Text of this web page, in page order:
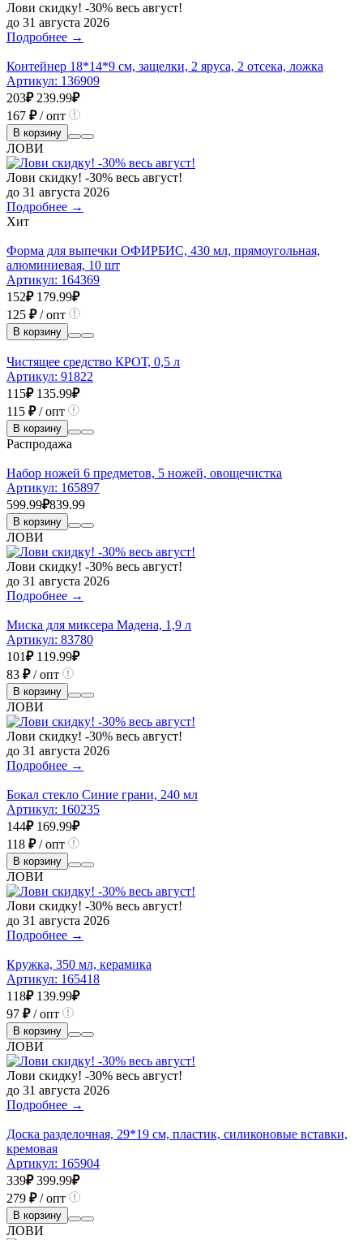
Лови скидку! -30% весь август!
до 31 августа 2026
Подробнее →
Контейнер 18*14*9 см, защелки, 2 яруса, 2 отсека, ложка
Артикул: 136909
203₽ 239.99₽
167 ₽/ опт
В корзину
ЛОВИ
Лови скидку! -30% весь август!
до 31 августа 2026
Подробнее →
Хит
Форма для выпечки ОФИРБИС, 430 мл, прямоугольная,
алюминиевая, 10 шт
Артикул: 164369
152₽ 179.99₽
125 ₽/ опт
В корзину
Чистящее средство КРОТ, 0,5 л
Артикул: 91822
115₽ 135.99₽
115 ₽/ опт
В корзину
Распродажа
Набор ножей 6 предметов, 5 ножей, овощечистка
Артикул: 165897
599.99₽839.99
В корзину
ЛОВИ
Лови скидку! -30% весь август!
до 31 августа 2026
Подробнее →
Миска для миксера Мадена, 1,9 л
Артикул: 83780
101₽ 119.99₽
83 ₽/ опт
В корзину
ЛОВИ
Лови скидку! -30% весь август!
до 31 августа 2026
Подробнее →
Бокал стекло Синие грани, 240 мл
Артикул: 160235
144₽ 169.99₽
118 ₽/ опт
В корзину
ЛОВИ
Лови скидку! -30% весь август!
до 31 августа 2026
Подробнее →
Кружка, 350 мл, керамика
Артикул: 165418
118₽ 139.99₽
97 ₽/ опт
В корзину
ЛОВИ
Лови скидку! -30% весь август!
до 31 августа 2026
Подробнее →
Доска разделочная, 29*19 см, пластик, силиконовые вставки,
кремовая
Артикул: 165904
339₽ 399.99₽
279 ₽/ опт
В корзину
ЛОВИ